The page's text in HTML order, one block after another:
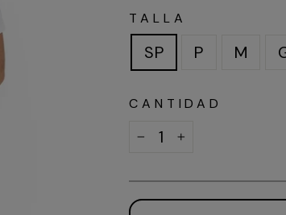
TALLA
SP P M
CANTIDAD